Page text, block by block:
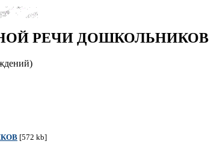
РЕЧИ ДОШКОЛЬНИКОВ
[572 kb]